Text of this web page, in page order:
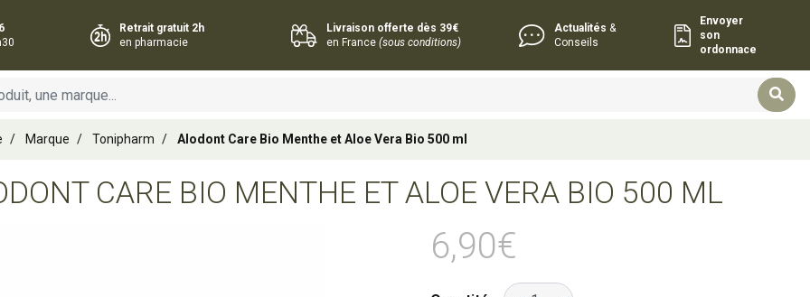
Retrait gratuit 2h
en pharmacie
Livraison offerte dès 39€
en France(sous conditions)
Actualités &
Conseils
Envoyer
son
ordonnace
Marque Tonipharm Alodont Care Bio Menthe et Aloe Vera Bio 500 ml
CARE BIO MENTHE ET ALOE VERA BIO 500 ML
6,90€